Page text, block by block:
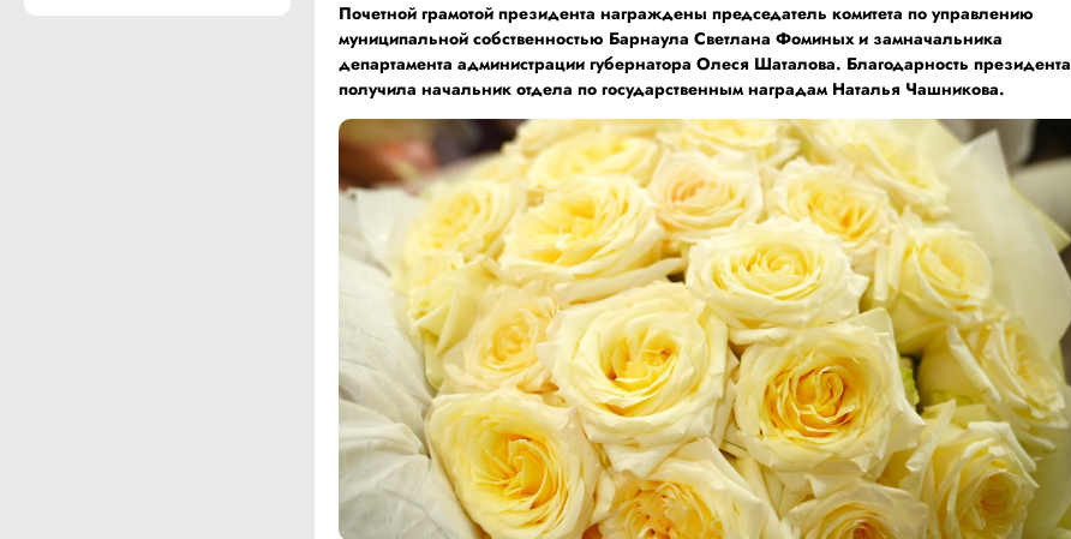
Почетной грамотой президента награждены председатель комитета по управлению
муниципальной собственностью Барнаула Светлана Фоминых и замначальника
департамента администрации губернатора Олеся Шаталова. Благодарность президента
получила начальник отдела по государственным наградам Наталья Чашникова.